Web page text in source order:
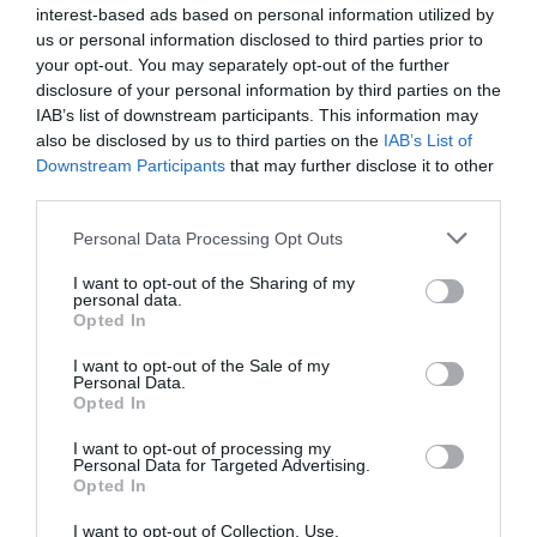
interest-based ads based on personal information utilized by
us or personal information disclosed to third parties prior to
your opt-out. You may separately opt-out of the further
disclosure of your personal information by third parties on the
IAB’s list of downstream participants. This information may
also be disclosed by us to third parties on the IAB’s List of
Downstream Participants that may further disclose it to other
Personal Data Processing Opt Outs
I want to opt-out of the Sharing of my
personal data.
Opted In
I want to opt-out of the Sale of my
Personal Data.
Opted In
I want to opt-out of processing my
Personal Data for Targeted Advertising.
Opted In
I want to opt-out of Collection, Use,
Bezpieczeństwo Podczas
Podróży
Podczas podróży do Kanady warto zachować
ostrożność, jak w każdym innym miejscu. Opłaca się
mieć przy sobie dokumenty tożsamości i unikać
noszenia dużych sum pieniędzy. W miastach zaleca
się korzystanie z transportu publicznego lub
zarezerwowanych taksówek. Warto również
poinformować bliskich o planach na każdy dzień
ratunkowych. Kanada jest jednym z
najbezpieczniejszych krajów do podróżowania, ale